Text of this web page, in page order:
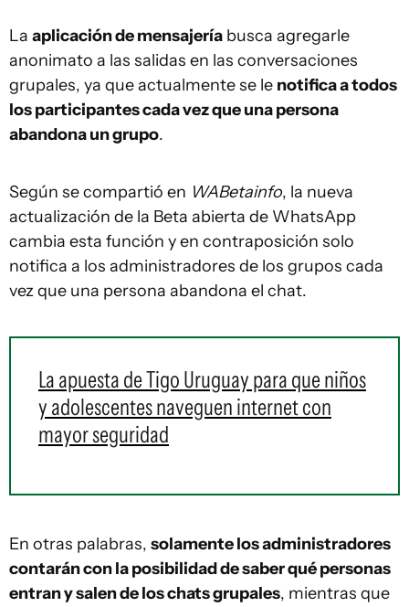
La aplicación de mensajería busca agregarle
anonimato a las salidas en las conversaciones
grupales, ya que actualmente se le notifica a todos
los participantes cada vez que una persona
abandona un grupo.
Según se compartió en WABetainfo, la nueva
actualización de la Beta abierta de WhatsApp
cambia esta función y en contraposición solo
notifica a los administradores de los grupos cada
vez que una persona abandona el chat.
La apuesta de Tigo Uruguay para que niños
y adolescentes naveguen internet con
mayor seguridad
En otras palabras, solamente los administradores
contarán con la posibilidad de saber qué personas
entran y salen de los chats grupales, mientras que